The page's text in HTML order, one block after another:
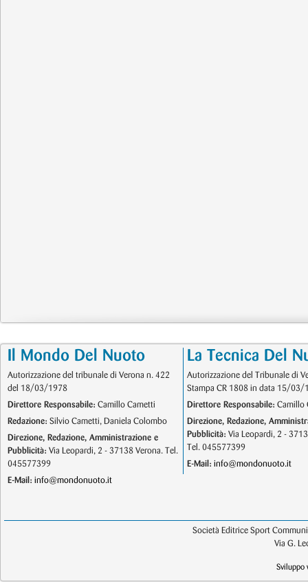
Il Mondo Del Nuoto
Autorizzazione del tribunale di Verona n. 422
del 18/03/1978
Direttore Responsabile: Camillo Cametti
Redazione: Silvio Cametti, Daniela Colombo
Direzione, Redazione, Amministrazione e
Pubblicità: Via Leopardi, 2 - 37138 Verona. Tel.
045577399
E-Mail: info@mondonuoto.it
La Tecnica Del
Autorizzazione del Tribunale di
Stampa CR 1808 in data 15/03/
Direttore Responsabile: Camillo
Direzione, Redazione,
Pubblicità: Via Leopardi, 2 -
Tel. 045577399
E-Mail: info@mondonuoto.it
Società Editrice Sport
Via G.
Sviluppo